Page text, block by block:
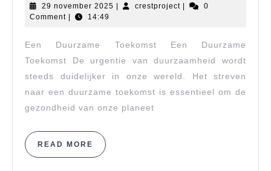
aan
Onze
29 november 2025 29
| crestprojectcrestproject
|
0
Comment | 14:49
Een Duurzame Toekomst Een Duurzame
Toekomst De urgentie van duurzaamheid wordt
steeds duidelijker in onze wereld. Het streven
naar een duurzame toekomst is essentieel om de
gezondheid van onze planeet
READ MORE READ
MORE